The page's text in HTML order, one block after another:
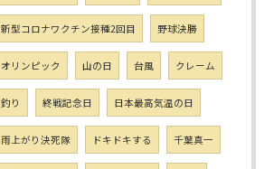
新型コロナワクチン接種2回目 野球決勝
オリンピック 山の日 台風 クレーム
釣り 終戦記念日 日本最高気温の日
雨上がり決死隊 ドキドキする 千葉真一